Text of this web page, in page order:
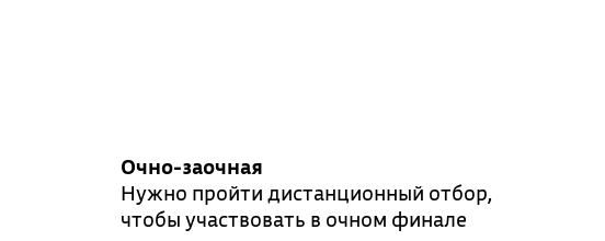
Очно-заочная
Нужно пройти дистанционный отбор,
чтобы участвовать в очном финале